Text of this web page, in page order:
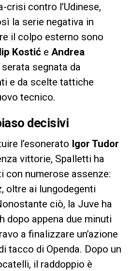
crisi contro l’Udinese,
la serie negativa in
il colpo esterno sono
Kostiće Andrea
serata segnata da
e da scelte tattiche
tecnico.
decisivi
l’esonerato Igor Tudor
vittorie, Spalletti ha
con numerose assenze:
oltre ai lungodegenti
ciò, la Juve ha
dopo appena due minuti
a finalizzare un’azione
tacco di Openda. Dopo un
il raddoppio è